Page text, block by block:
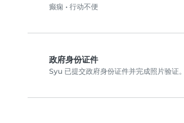
癫痫 • 行动不便
政府身份证件
Syu 已提交政府身份证件并完成照片验证。